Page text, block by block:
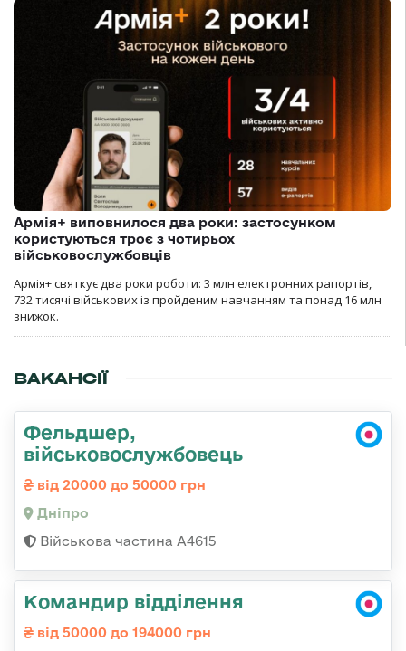
Армія+ виповнилося два роки: застосунком
користуються троє з чотирьох
військовослужбовців
Армія+ святкує два роки роботи: 3 млн електронних рапортів,
732 тисячі військових із пройденим навчанням та понад 16 млн
знижок.
ВАКАНСІЇ
Фельдшер,
військовослужбовець
від 20000 до 50000 грн
Дніпро
Військова частина А4615
Командир відділення
від 50000 до 194000 грн